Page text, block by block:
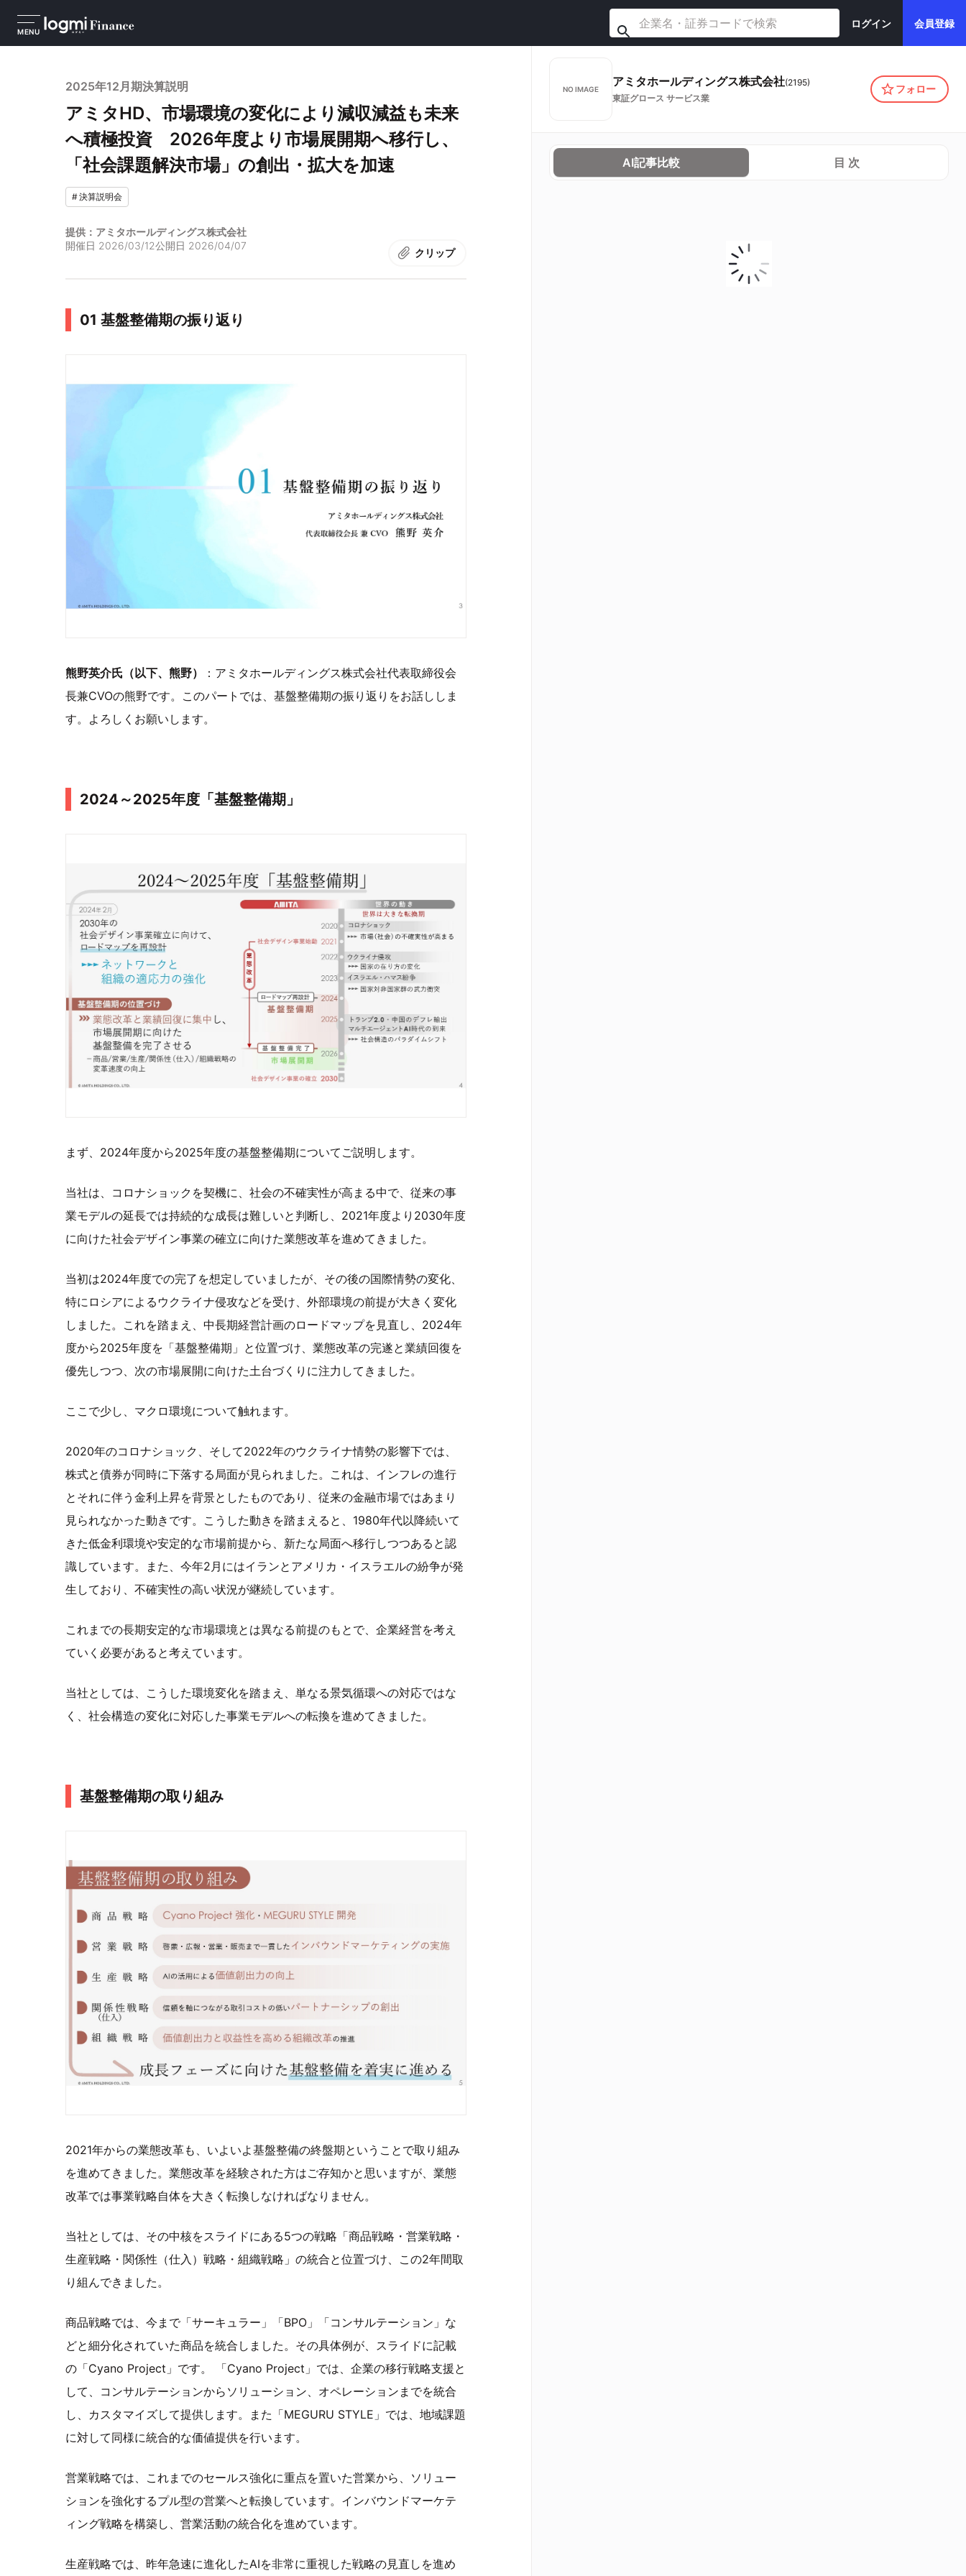
MENU
ログイン 会員登録
2025年12月期決算説明
アミタHD、市場環境の変化により減収減益も未来
へ積極投資 2026年度より市場展開期へ移行し、
「社会課題解決市場」の創出・拡大を加速
#決算説明会
提供：アミタホールディングス株式会社
開催日 2026/03/12公開日 2026/04/07
クリップ
01 基盤整備期の振り返り
熊野英介氏（以下、熊野）
：アミタホールディングス株式会社代表取締役会
長兼CVOの熊野です。このパートでは、基盤整備期の振り返りをお話ししま
す。よろしくお願いします。
2024～2025年度「基盤整備期」
まず、2024年度から2025年度の基盤整備期についてご説明します。
当社は、コロナショックを契機に、社会の不確実性が高まる中で、従来の事
業モデルの延長では持続的な成長は難しいと判断し、2021年度より2030年度
に向けた社会デザイン事業の確立に向けた業態改革を進めてきました。
当初は2024年度での完了を想定していましたが、その後の国際情勢の変化、
特にロシアによるウクライナ侵攻などを受け、外部環境の前提が大きく変化
しました。これを踏まえ、中長期経営計画のロードマップを見直し、2024年
度から2025年度を「基盤整備期」と位置づけ、業態改革の完遂と業績回復を
優先しつつ、次の市場展開に向けた土台づくりに注力してきました。
ここで少し、マクロ環境について触れます。
2020年のコロナショック、そして2022年のウクライナ情勢の影響下では、
株式と債券が同時に下落する局面が見られました。これは、インフレの進行
とそれに伴う金利上昇を背景としたものであり、従来の金融市場ではあまり
見られなかった動きです。こうした動きを踏まえると、1980年代以降続いて
きた低金利環境や安定的な市場前提から、新たな局面へ移行しつつあると認
識しています。また、今年2月にはイランとアメリカ・イスラエルの紛争が発
生しており、不確実性の高い状況が継続しています。
これまでの長期安定的な市場環境とは異なる前提のもとで、企業経営を考え
ていく必要があると考えています。
当社としては、こうした環境変化を踏まえ、単なる景気循環への対応ではな
く、社会構造の変化に対応した事業モデルへの転換を進めてきました。
基盤整備期の取り組み
2021年からの業態改革も、いよいよ基盤整備の終盤期ということで取り組み
を進めてきました。業態改革を経験された方はご存知かと思いますが、業態
改革では事業戦略自体を大きく転換しなければなりません。
当社としては、その中核をスライドにある5つの戦略「商品戦略・営業戦略・
生産戦略・関係性（仕入）戦略・組織戦略」の統合と位置づけ、この2年間取
り組んできました。
商品戦略では、今まで「サーキュラー」「BPO」「コンサルテーション」な
どと細分化されていた商品を統合しました。その具体例が、スライドに記載
の「Cyano Project」です。 「Cyano Project」では、企業の移行戦略支援と
して、コンサルテーションからソリューション、オペレーションまでを統合
し、カスタマイズして提供します。また「MEGURU STYLE」では、地域課題
に対して同様に統合的な価値提供を行います。
営業戦略では、これまでのセールス強化に重点を置いた営業から、ソリュー
ションを強化するプル型の営業へと転換しています。インバウンドマーケテ
ィング戦略を構築し、営業活動の統合化を進めています。
生産戦略では、昨年急速に進化したAIを非常に重視した戦略の見直しを進め
NO IMAGE
アミタホールディングス株式会社(2195)
東証グロース サービス業
フォロー
AI記事比較 目 次